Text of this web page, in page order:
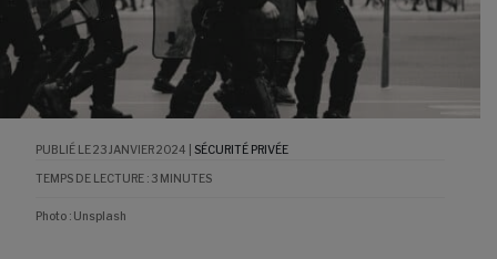
23 JANVIER 2024 SÉCURITÉ PRIVÉE
TEMPS DE LECTURE : 3 MINUTES
Photo : Unsplash